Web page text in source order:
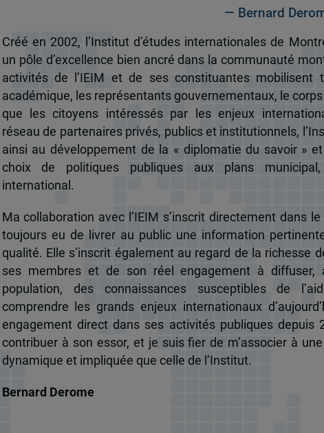
— Bernard
Créé en 2002, l’Institut d’études internationales de
un pôle d’excellence bien ancré dans la communauté
activités de l’IEIM et de ses constituantes mobilisent
académique, les représentants gouvernementaux, le
que les citoyens intéressés par les enjeux
réseau de partenaires privés, publics et institutionnels,
ainsi au développement de la « diplomatie du savoir »
choix de politiques publiques aux plans
international.
Ma collaboration avec l’IEIM s’inscrit directement dans le
toujours eu de livrer au public une information
qualité. Elle s’inscrit également au regard de la richesse
ses membres et de son réel engagement à diffuser,
population, des connaissances susceptibles de
comprendre les grands enjeux internationaux
engagement direct dans ses activités publiques depuis
contribuer à son essor, et je suis fier de m’associer à
dynamique et impliquée que celle de l’Institut.
Bernard Derome